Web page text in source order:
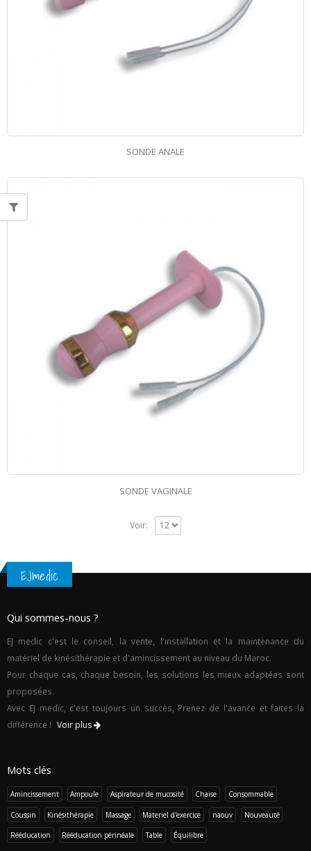
SONDE ANALE
SONDE VAGINALE
Voir:
EJmedic
Qui sommes-nous ?
EJ medic c'est le conseil, la vente, l'installation et la maintenance du
matériel de kinésithérapie et d'amincissement au niveau du Maroc.
Pour chaque cas, chaque besoin, les solutions les mieux adaptées sont
proposées.
Avec EJ medic, c'est toujours un succès, Prenez de l'avance et faites la
différence ! Voir plus
Mots clés
Amincissement Ampoule Aspirateur de mucosité Chaise Consommable
Coussin Kinésithérapie Massage Materiel d'exercice naouv Nouveauté
Rééducation Rééducation périnéale Table Équilibre